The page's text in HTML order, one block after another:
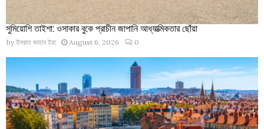
সুমিয়োশি তাইশা: ওসাকার বুকে প্রাচীন জাপানি আধ্যাত্মিকতার ছোঁয়া
by ইসরাত জাহান ইরা August 6, 2026 0